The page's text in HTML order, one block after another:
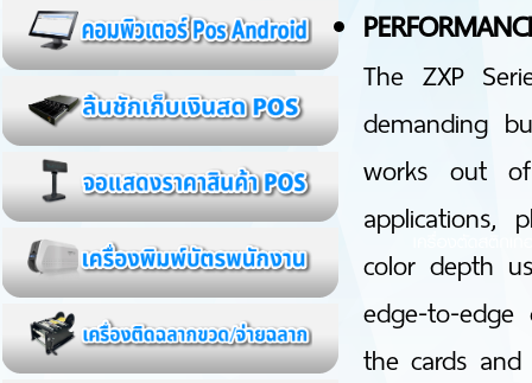
The ZXP
demanding
works out
applications,
color depth
edge-to-
the cards